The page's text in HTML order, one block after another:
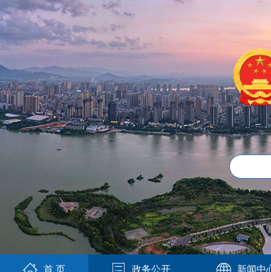
首 页 政务公开 新闻中